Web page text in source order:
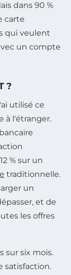
dans 90 %
carte
qui veulent
un compte
?
utilisé ce
à l'étranger.
% sur un
traditionnelle.
un
et de
les offres
sur six mois.
satisfaction.